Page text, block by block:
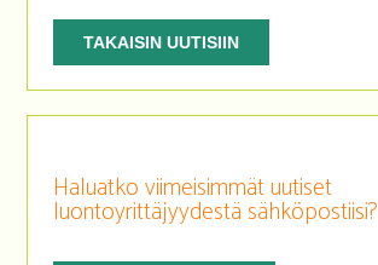
TAKAISIN UUTISIIN
Haluatko viimeisimmät uutiset
luontoyrittäjyydestä sähköpostiisi?